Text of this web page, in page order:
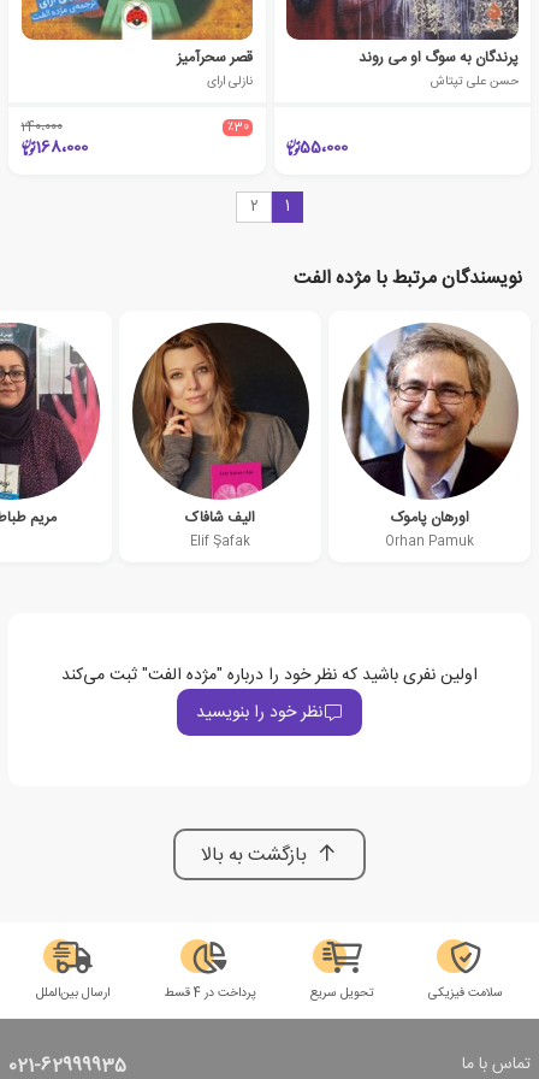
پرندگان به سوگ او می روند
حسن علی تپتاش
55،000
قصر سحرآمیز
نازلی ارای
٪30 240،000
168،000
1
2
نویسندگان مرتبط با مژده الفت
اورهان پاموک
Orhan Pamuk
الیف شافاک
Elif Şafak
مریم
اولین نفری باشید که نظر خود را درباره "مژده الفت" ثبت می‌کند
نظر خود را بنویسید
بازگشت به بالا
سلامت فیزیکی تحویل سریع پرداخت در 4 قسط ارسال بین‌الملل
تماس با ما 021-62999935